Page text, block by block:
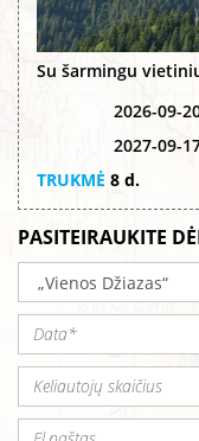
Su šarmingu
2026-09-
2027-09-
TRUKMĖ 8 d.
PASITEIRAUKITE